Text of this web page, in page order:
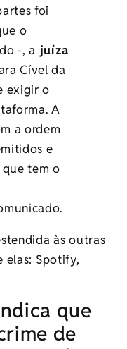
foi
o
-, a juíza
Cível da
exigir o
A
a ordem
e
que tem o
às outras
elas: Spotify,
que
de